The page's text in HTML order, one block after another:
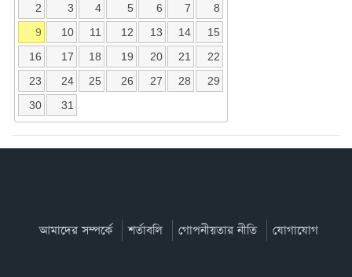
2
3 4 5 6 7
8
9
10 11 12 13 14
15
16
17 18 19 20 21
22
23
24 25 26 27 28
29
30
31
আমাদের সম্পর্কে শর্তাবলি গোপনীয়তার নীতি যোগাযোগ